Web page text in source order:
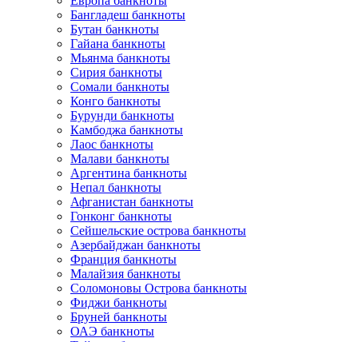
Бангладеш банкноты
Бутан банкноты
Гайана банкноты
Мьянма банкноты
Сирия банкноты
Сомали банкноты
Конго банкноты
Бурунди банкноты
Камбоджа банкноты
Лаос банкноты
Малави банкноты
Аргентина банкноты
Непал банкноты
Афганистан банкноты
Гонконг банкноты
Сейшельские острова банкноты
Азербайджан банкноты
Франция банкноты
Малайзия банкноты
Соломоновы Острова банкноты
Фиджи банкноты
Бруней банкноты
ОАЭ банкноты